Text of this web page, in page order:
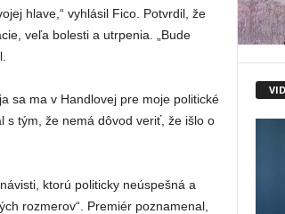
hlave,“ vyhlásil Fico. Potvrdil, že
veľa bolesti a utrpenia. „Bude
sa ma v Handlovej pre moje politické
s tým, že nemá dôvod veriť, že išlo o
ktorú politicky neúspešná a
rozmerov“. Premiér poznamenal,